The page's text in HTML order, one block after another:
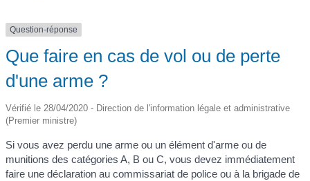
Question-réponse
Que faire en cas de vol ou de perte
d'une arme ?
Vérifié le 28/04/2020 - Direction de l'information légale et administrative
(Premier ministre)
Si vous avez perdu une arme ou un élément d'arme ou de
munitions des catégories A, B ou C, vous devez immédiatement
faire une déclaration au commissariat de police ou à la brigade de